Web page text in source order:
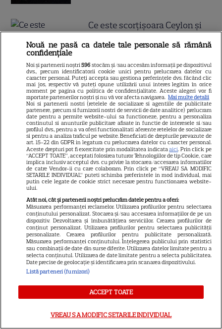
Ce este scorțișoara Ceylon și
prin ce se diferențiază
ALTE ARTICOLE
INTERESANTE
13
VEDETE STRĂINE
pentru noul său film! Ce
promisiune a făcut actorul
după momentele virale în care
a făcut senzație prin dans
SKYSHOWTIME
Scott Thomas, din nou mamă
Mother's Wedding”. Când
apare filmul pe SkyShowtime
Nouă ne pasă ca datele tale personale să rămână
confidențiale
Noi și partenerii noștri596 stocăm și/sau accesăm informații pe dispozitivul
dvs., precum identificatorii cookie unici pentru prelucrarea datelor cu
caracter personal. Puteți accepta sau gestiona preferințele dvs. făcând clic
mai jos, respectiv vă puteți opune utilizării unui interes legitim în orice
moment pe pagina cu politica de confidențialitate. Aceste alegeri vor fi
raportate partenerilor noștri și nu vă vor afecta navigarea. Mai multe detalii
Noi si partenerii nostri (retelele de socializare si agentiile de publicitate
partenere, precum si furnizorii nostri de servicii de date analitice) prelucram
date pentru a permite website-ului sa functioneze, pentru a personaliza
continutul si anunturile publicitare afisate in functie de interesele si/sau
profilul dvs., pentru a va oferi functionalitati aferente retelelor de socializare
si pentru a analiza traficul pe website. Beneficiati de drepturile prevazute de
art. 15-22 din GDPR in legatura cu prelucrarea datelor cu caracter personal.
Aceste drepturi pot fi exercitate prin modalitatea indicataaici. Prin click pe
“ACCEPT TOATE”, acceptati folosirea tuturor Tehnologiilor de tip Cookie, care
implica inclusiv acceptul dvs. cu privire la stocarea/accesarea informatiilor
de catre Vendor-ii cu care colaboram. Prin click pe “VREAU SA MODIFIC
SETARILE INDIVIDUAL” puteti schimba preferintele in mod individual, mai
putin cele legate de cookie strict necesare pentru functionarea website-
ului.
Atât noi, cât și partenerii noștri prelucrăm datele pentru a oferi:
Măsurarea performanței reclamelor. Utilizarea profilurilor pentru selectarea
conținutului personalizat. Stocarea și/sau accesarea informațiilor de pe un
dispozitiv. Dezvoltarea și îmbunătățirea serviciilor. Crearea profilurilor de
conținut personalizat. Utilizarea profilurilor pentru selectarea publicității
personalizate. Crearea profilurilor pentru publicitate personalizată.
Măsurarea performanței conținutului. Înțelegerea publicului prin statistici
sau combinații de date din surse diferite. Utilizarea datelor limitate pentru a
selecta conținutul. Utilizarea de date limitate pentru a selecta publicitatea.
Date precise de geolocație și identificarea prin scanarea dispozitivului.
Listă parteneri (furnizori)
ACCEPT TOATE
VREAU SA MODIFIC SETARILE INDIVIDUAL